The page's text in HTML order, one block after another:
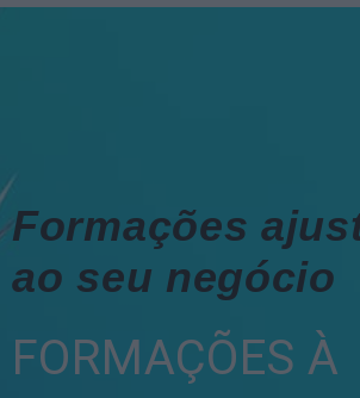
Formações
ao seu negócio
FORMAÇÕES À